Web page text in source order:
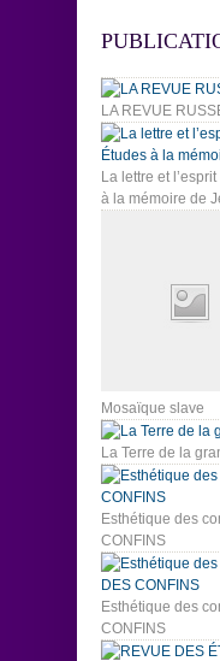
LA REVUE
La lettre et
à la mémoire de
Mosaïque slave
La Terre de la
Esthétique des
CONFINS
Esthétique des
CONFINS